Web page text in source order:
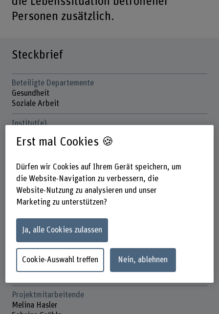
Personen zusätzlich.
Steckbrief
Beteiligte Departemente
Gesundheit
Soziale Arbeit
Institut(e)
Institut Soziale und kulturelle Vielfalt
Forschungseinheit(en)
Innovationsfeld Psychosoziale Gesundheit
Förderorganisation
Andere
Laufzeit (geplant)
01.09.2026 - 31.08.2028
Projektleitung
Sabrina Laimbacher
Projektmitarbeitende
Melina Hasler
Erst mal Cookies 🍪
Dürfen wir Cookies auf Ihrem Gerät speichern, um
die Website-Navigation zu verbessern, die
Website-Nutzung zu analysieren und unser
Marketing zu unterstützen?
Ja, alle Cookies zulassen
Cookie-Auswahl treffen Nein, ablehnen